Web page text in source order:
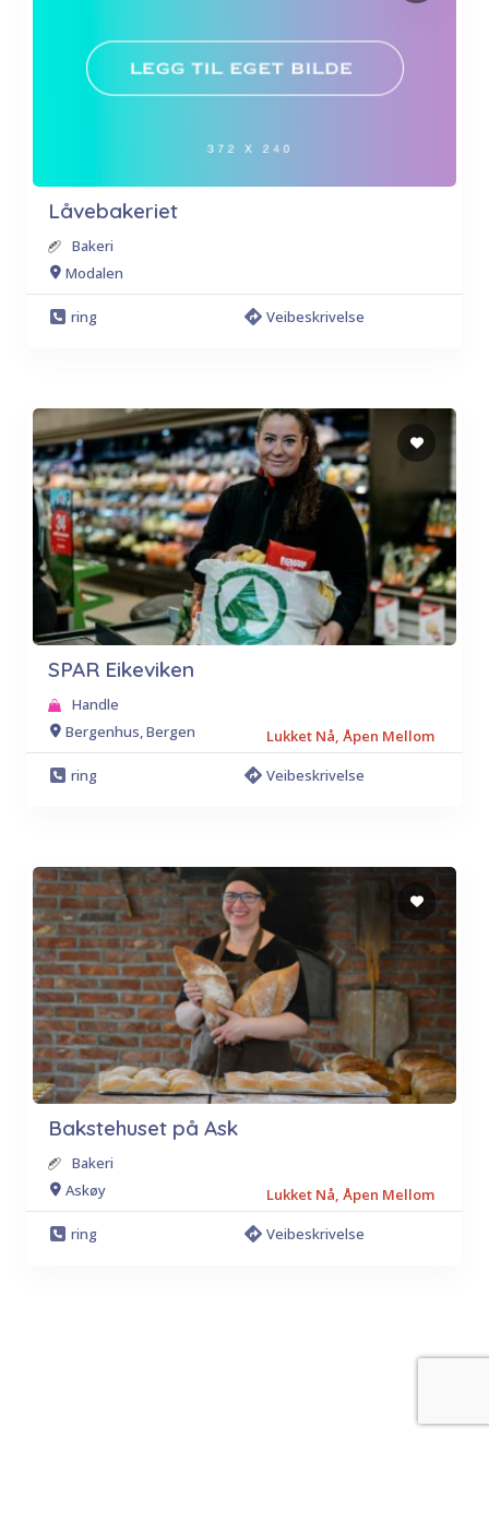
Låvebakeriet
Bakeri
Modalen
ring Veibeskrivelse
SPAR Eikeviken
Handle
Bergenhus, Bergen
Lukket Nå, Åpen Mellom
ring
Veibeskrivelse
Bakstehuset på Ask
Bakeri
Askøy
Lukket Nå, Åpen Mellom
ring
Veibeskrivelse